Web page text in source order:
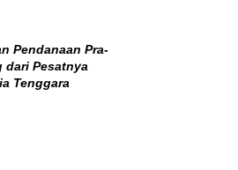
Pendanaan Pra-
dari Pesatnya
Tenggara